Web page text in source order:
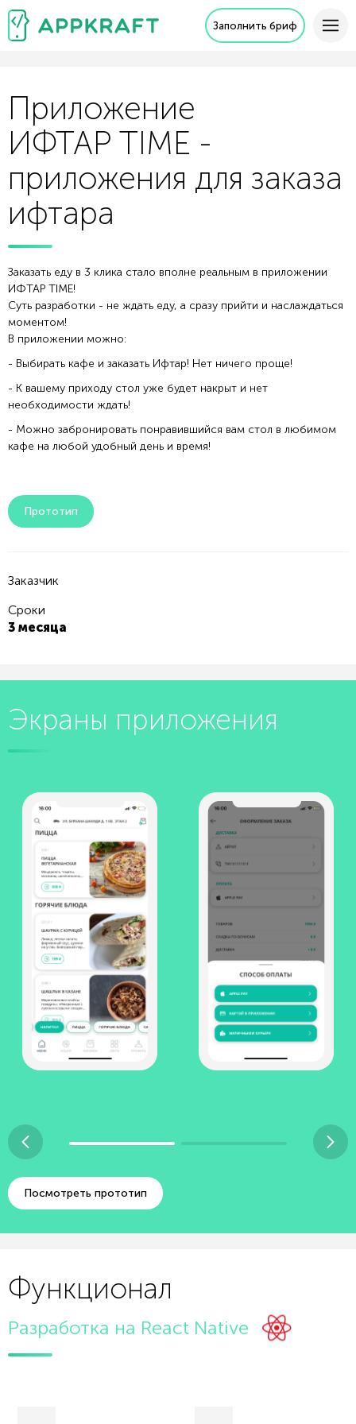
Заполнить бриф
Приложение
ИФТАР TIME -
приложения для заказа
ифтара
Заказать еду в 3 клика стало вполне реальным в приложении
ИФТАР TIME!
Суть разработки - не ждать еду, а сразу прийти и наслаждаться
моментом!
В приложении можно:
- Выбирать кафе и заказать Ифтар! Нет ничего проще!
- К вашему приходу стол уже будет накрыт и нет
необходимости ждать!
- Можно забронировать понравившийся вам стол в любимом
кафе на любой удобный день и время!
Прототип
Заказчик
Сроки
3 месяца
Экраны приложения
Посмотреть прототип
Функционал
Разработка на React Native